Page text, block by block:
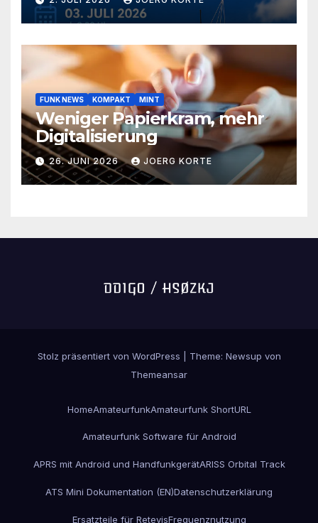
FUNK NEWS KOMPAKT MINT
Weniger Papierkram, mehr
Digitalisierung
26. JUNI 2026 JOERG KORTE
Stolz präsentiert von WordPress Theme: Newsup von
Themeansar
HomeAmateurfunkAmateurfunk ShortURL
Amateurfunk Software für Android
APRS mit Android und HandfunkgerätARISS Orbital Track
ATS Mini Dokumentation (EN)Datenschutzerklärung
Ersatzteile für RetevisFrequenznutzung